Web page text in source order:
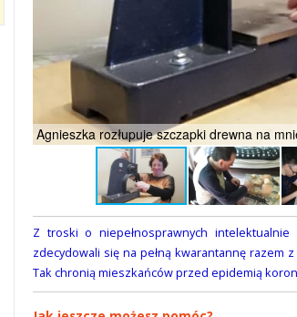
Agnieszka rozłupuje szczapki drewna na
Z troski o niepełnosprawnych
zdecydowali się na pełną kwarantannę razem
Tak chronią mieszkańców przed epidemią